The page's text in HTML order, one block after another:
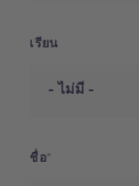
เรียน
ชื่อ